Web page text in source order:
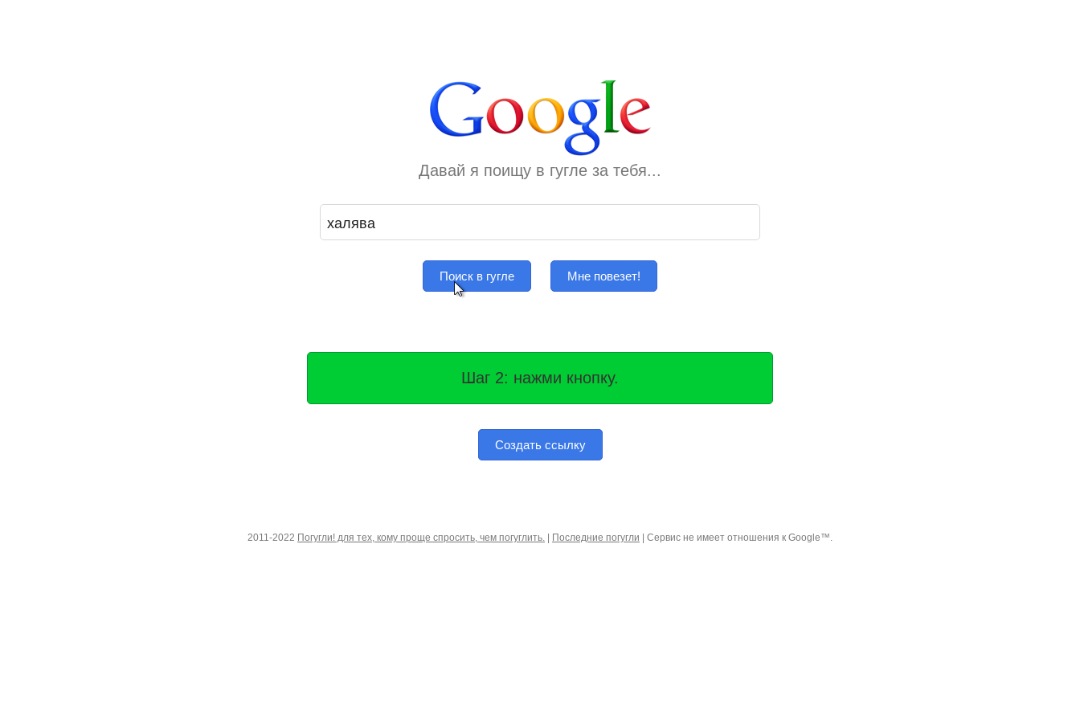
Давай я поищу в гугле за тебя...
Поиск в гугле Мне повезет!
Разве это так трудно?
Создать ссылку
2011-2022 Погугли! для тех, кому проще спросить, чем погуглить. Последние погугли | Сервис не имеет отношения к Google™.